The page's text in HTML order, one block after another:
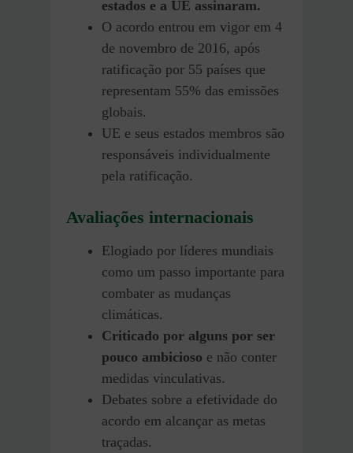
estados e a UE assinaram.
O acordo entrou em vigor em 4
de novembro de 2016, após
ratificação por 55 países que
representam 55% das emissões
globais.
UE e seus estados membros são
responsáveis ​​individualmente
pela ratificação.
Avaliações internacionais
Elogiado por líderes mundiais
como um passo importante para
combater as mudanças
climáticas.
Criticado por alguns por ser
pouco ambicioso e não conter
medidas vinculativas.
Debates sobre a efetividade do
acordo em alcançar as metas
traçadas.